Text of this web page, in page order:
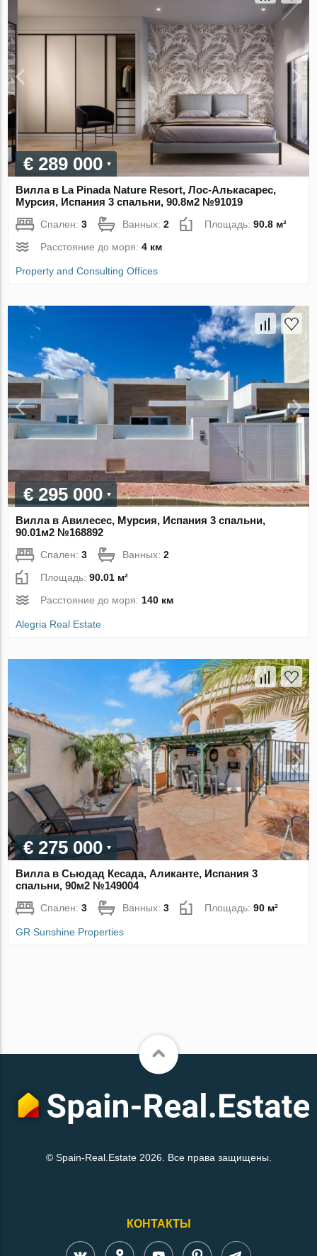
€ 289 000
Вилла в La Pinada Nature Resort, Лос-Алькасарес,
Мурсия, Испания 3 спальни, 90.8м2 №91019
Спален:3 Ванных:2 Площадь:90.8 м²
Расстояние до моря:4 км
Property and Consulting Offices
€ 295 000
Вилла в Авилесес, Мурсия, Испания 3 спальни,
90.01м2 №168892
Спален:3 Ванных:2
Площадь:90.01 м²
Расстояние до моря: 140 км
Alegria Real Estate
€ 275 000
Вилла в Сьюдад Кесада, Аликанте, Испания 3
спальни, 90м2 №149004
Спален:3 Ванных:3 Площадь:90 м²
GR Sunshine Properties
© Spain-Real.Estate 2026. Все права защищены.
КОНТАКТЫ